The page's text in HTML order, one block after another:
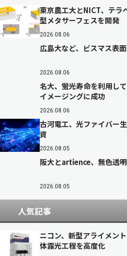
東京農工大とNICT、テラ
型メタサーフェスを開発
2026.08.06
広島大など、ビスマス表
2026.08.06
名大、蛍光寿命を利用し
イメージングに成功
2026.08.06
古河電工、光ファイバー
資
2026.08.05
阪大とartience、無色透
2026.08.05
人気記事
ニコン、新型アライメン
体露光工程を高度化